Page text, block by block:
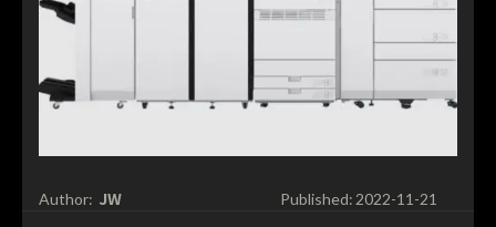
Author: JW Published:2022-11-21